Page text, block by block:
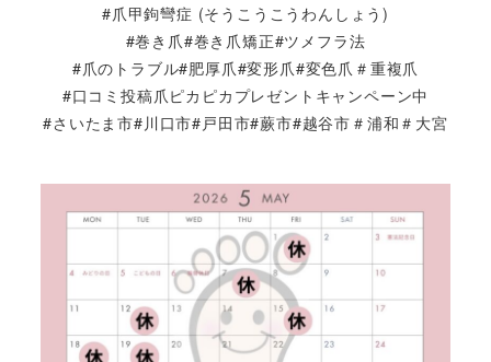
#爪甲鉤彎症 (そうこうこうわんしょう)
#巻き爪#巻き爪矯正#ツメフラ法
#爪のトラブル#肥厚爪#変形爪#変色爪＃重複爪
#口コミ投稿爪ピカピカプレゼントキャンペーン中
#さいたま市#川口市#戸田市#蕨市#越谷市＃浦和＃大宮